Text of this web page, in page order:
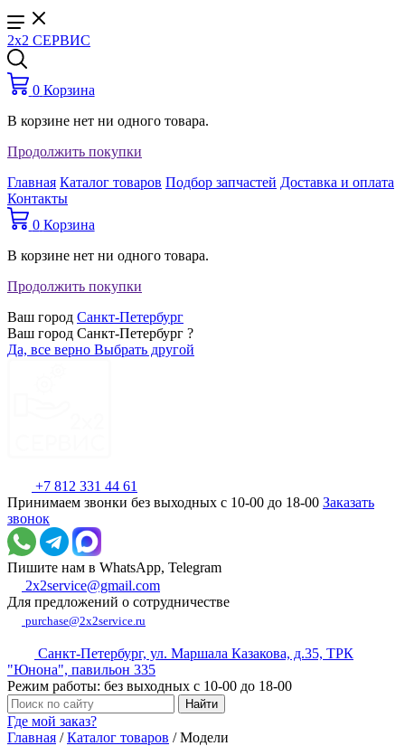
2x2 СЕРВИС
0 Корзина
В корзине нет ни одного товара.
Продолжить покупки
Главная Каталог товаров Подбор запчастей Доставка и оплата
Контакты
0 Корзина
В корзине нет ни одного товара.
Продолжить покупки
Ваш город Санкт-Петербург
Ваш город Санкт-Петербург ?
Да, все верно Выбрать другой
+7 812 331 44 61
Принимаем звонки без выходных с 10-00 до 18-00 Заказать
звонок
Пишите нам в WhatsApp, Telegram
2x2service@gmail.com
Для предложений о сотрудничестве
purchase@2x2service.ru
Санкт-Петербург, ул. Маршала Казакова, д.35, ТРК
"Юнона", павильон 335
Режим работы: без выходных с 10-00 до 18-00
Где мой заказ?
Главная /Каталог товаров /Модели